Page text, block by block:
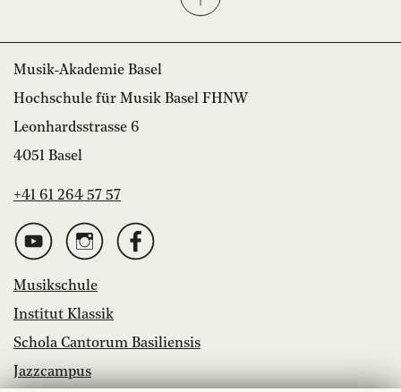
Musik-Akademie Basel
Hochschule für Musik Basel FHNW
Leonhardsstrasse 6
4051 Basel
+41 61 264 57 57
Musikschule
Institut Klassik
Schola Cantorum Basiliensis
Jazzcampus